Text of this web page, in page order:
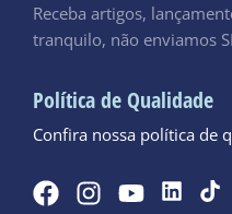
Receba artigos,
tranquilo, não enviamos
Política de Qualidade
Confira nossa política de